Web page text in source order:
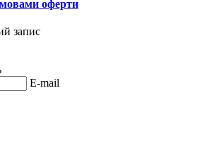
оферти
запис
E-mail